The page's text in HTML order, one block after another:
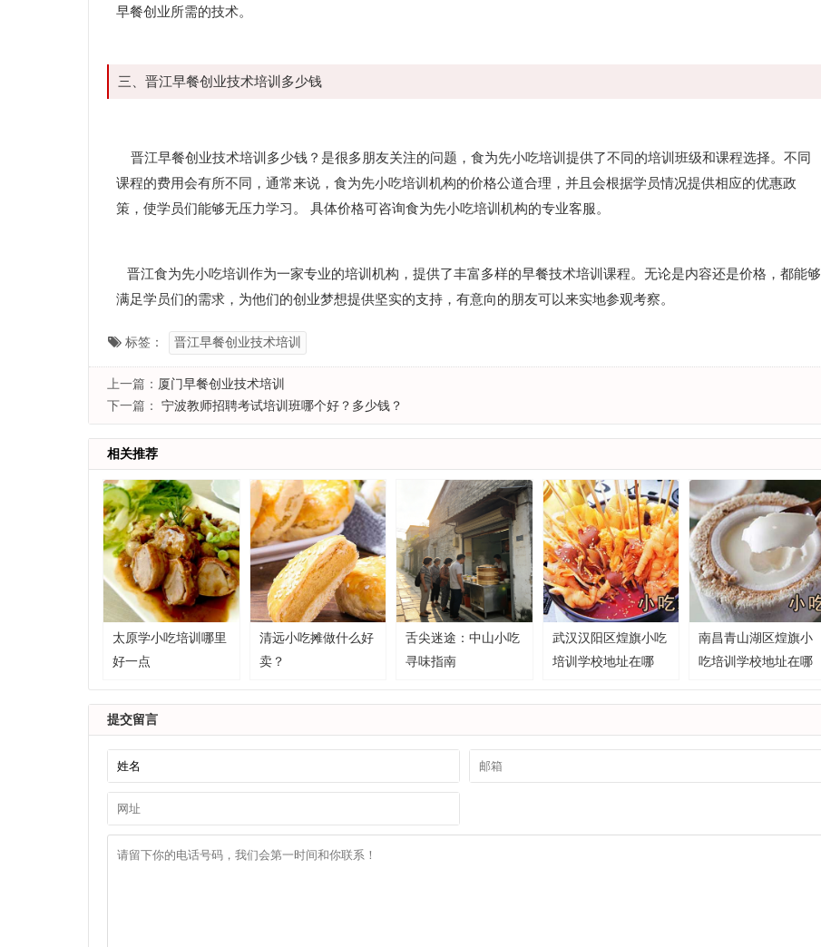
早餐创业所需的技术。
三、晋江早餐创业技术培训多少钱
晋江早餐创业技术培训多少钱？是很多朋友关注的问题，食为先小吃培训提供了不同的培训班级和课程选择。不同
课程的费用会有所不同，通常来说，食为先小吃培训机构的价格公道合理，并且会根据学员情况提供相应的优惠政
策，使学员们能够无压力学习。 具体价格可咨询食为先小吃培训机构的专业客服。
晋江食为先小吃培训作为一家专业的培训机构，提供了丰富多样的早餐技术培训课程。无论是内容还是价格，都能够
满足学员们的需求，为他们的创业梦想提供坚实的支持，有意向的朋友可以来实地参观考察。
标签： 晋江早餐创业技术培训
上一篇： 厦门早餐创业技术培训
下一篇：
宁波教师招聘考试培训班哪个好？多少钱？
相关推荐
太原学小吃培训哪里
好一点
清远小吃摊做什么好
卖？
舌尖迷途：中山小吃
寻味指南
武汉汉阳区煌旗小吃
培训学校地址在哪
南昌青山湖区煌旗小
吃培训学校地址在哪
提交留言